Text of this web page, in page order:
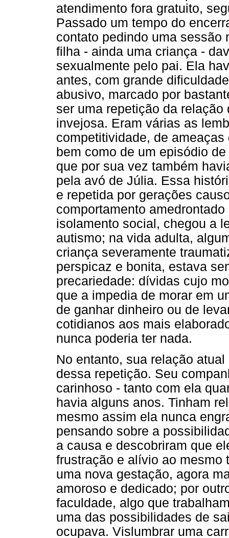
atendimento fora gratuito,
Passado um tempo do
contato pedindo uma sessão
filha - ainda uma criança -
sexualmente pelo pai. Ela
antes, com grande
abusivo, marcado por
ser uma repetição da
invejosa. Eram várias as
competitividade, de
bem como de um episódio
que por sua vez também
pela avó de Júlia. Essa
e repetida por gerações
comportamento
isolamento social, chegou a
autismo; na vida adulta,
criança severamente
perspicaz e bonita, estava
precariedade: dívidas cujo
que a impedia de morar em
de ganhar dinheiro ou de
cotidianos aos mais
nunca poderia ter nada.
No entanto, sua relação
dessa repetição. Seu
carinhoso - tanto com ela
havia alguns anos. Tinham
mesmo assim ela nunca
pensando sobre a
a causa e descobriram que
frustração e alívio ao mesmo
uma nova gestação, agora
amoroso e dedicado; por
faculdade, algo que
uma das possibilidades de
ocupava. Vislumbrar uma